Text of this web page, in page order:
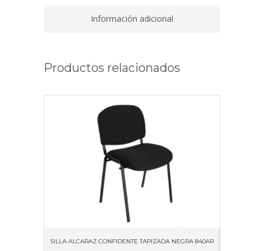
Información adicional
Productos relacionados
SILLA ALCARAZ CONFIDENTE TAPIZADA NEGRA 840AR